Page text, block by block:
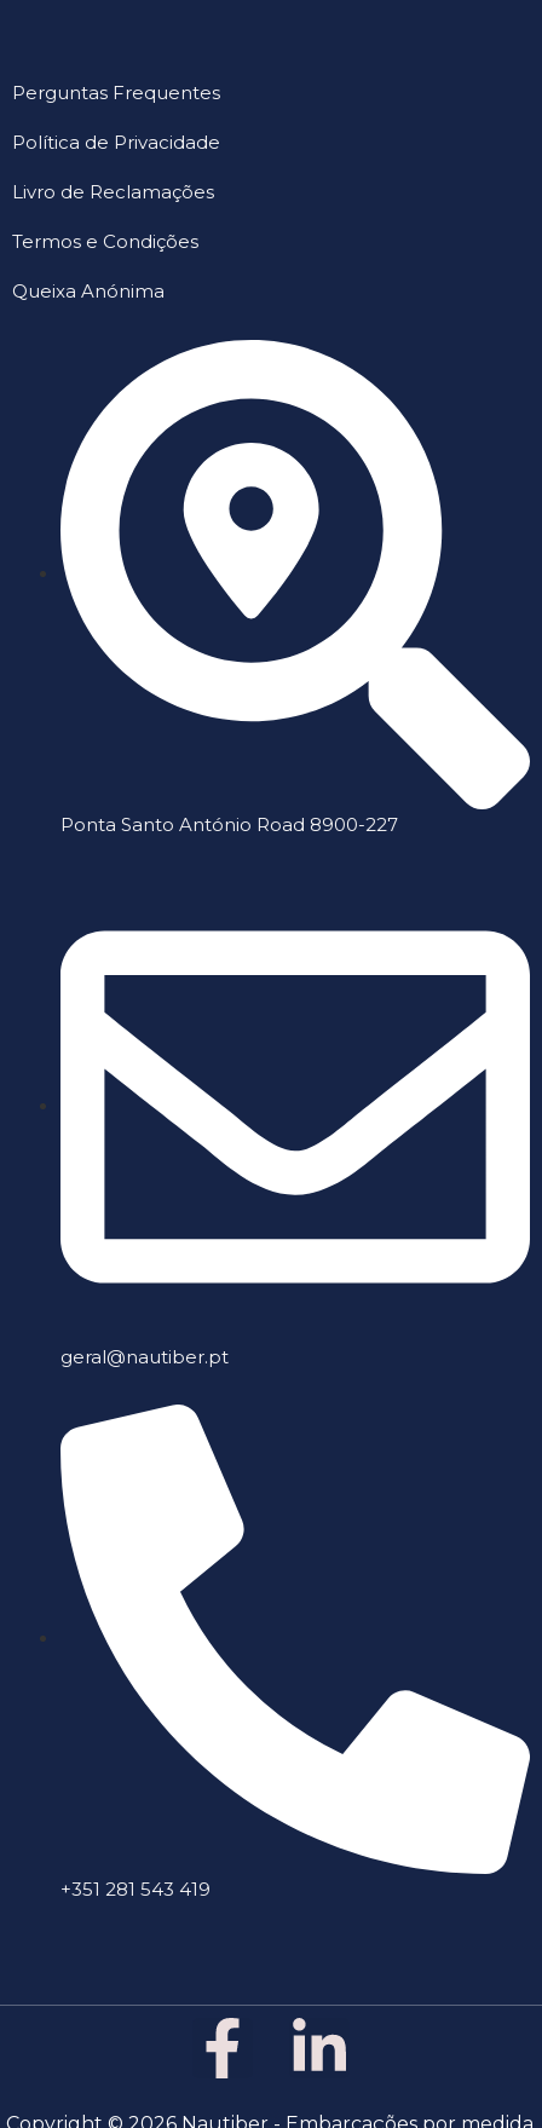
Perguntas Frequentes
Política de Privacidade
Livro de Reclamações
Termos e Condições
Queixa Anónima
Ponta Santo António Road 8900-227
geral@nautiber.pt
+351 281 543 419